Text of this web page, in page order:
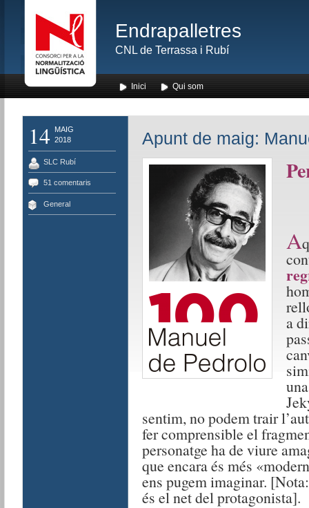
Endrapalletres
CNL de Terrassa i Rubí
Inici Qui som
14
MAIG
2018
SLC Rubí
51 comentaris
General
Apunt de maig:
A
a
sentim, no podem trair
fer comprensible el
personatge ha de viure
que encara és més
ens pugem imaginar.
és el net del protagonista].